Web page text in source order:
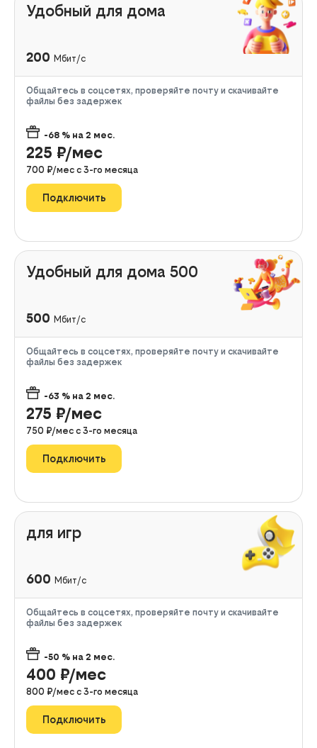
Удобный для дома
200 Мбит/с
Общайтесь в соцсетях, проверяйте почту и скачивайте
файлы без задержек
-68 % на 2 мес.
225 ₽/мес
700 ₽/мес с 3-го месяца
Подключить
Удобный для дома 500
500 Мбит/с
Общайтесь в соцсетях, проверяйте почту и скачивайте
файлы без задержек
-63 % на 2 мес.
275 ₽/мес
750 ₽/мес с 3-го месяца
Подключить
для игр
600 Мбит/с
Общайтесь в соцсетях, проверяйте почту и скачивайте
файлы без задержек
-50 % на 2 мес.
400 ₽/мес
800 ₽/мес с 3-го месяца
Подключить